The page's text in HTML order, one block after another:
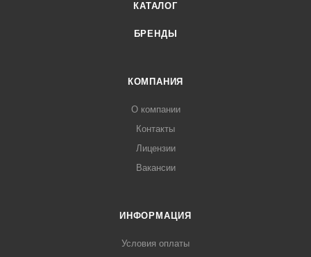
КАТАЛОГ
БРЕНДЫ
КОМПАНИЯ
О компании
Контакты
Лицензии
Вакансии
ИНФОРМАЦИЯ
Условия оплаты